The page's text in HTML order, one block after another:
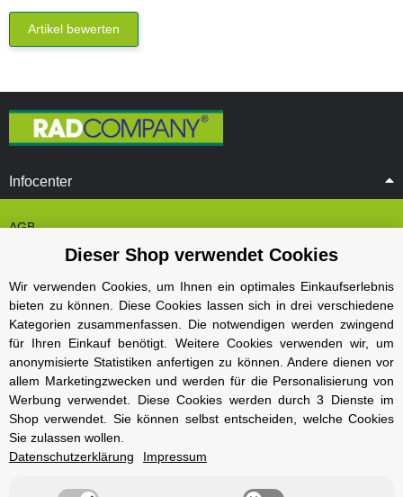
Artikel bewerten
Infocenter
AGB
Cookie Einstelungen
Datenschutz
Impressum
Kontakt und Öffnungszeiten
Versand und Zahlungsarten
Widerrufsbelehrung
Radcompany
Dieser Shop verwendet Cookies
Wir verwenden Cookies, um Ihnen ein optimales Einkaufserlebnis
bieten zu können. Diese Cookies lassen sich in drei verschiedene
Kategorien zusammenfassen. Die notwendigen werden zwingend
für Ihren Einkauf benötigt. Weitere Cookies verwenden wir, um
anonymisierte Statistiken anfertigen zu können. Andere dienen vor
allem Marketingzwecken und werden für die Personalisierung von
Werbung verwendet. Diese Cookies werden durch 3 Dienste im
Shop verwendet. Sie können selbst entscheiden, welche Cookies
Sie zulassen wollen.
Datenschutzerklärung
Impressum